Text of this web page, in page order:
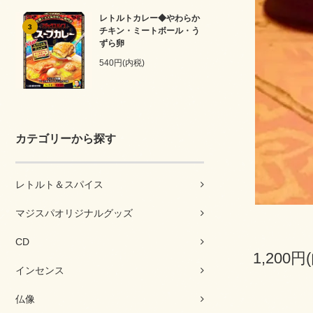
3
レトルトカレー◆やわらか
チキン・ミートボール・う
ずら卵
540円(内税)
カテゴリーから探す
レトルト＆スパイス
マジスパオリジナルグッズ
CD
インセンス
仏像
1,200円